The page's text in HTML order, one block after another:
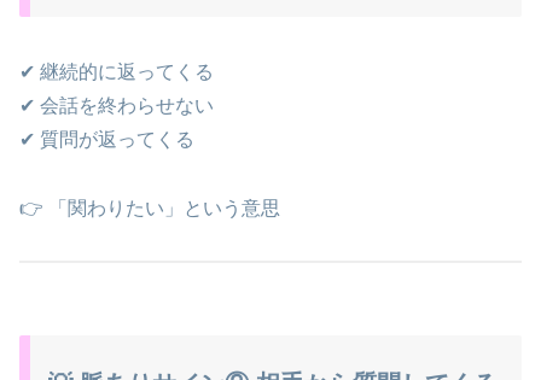
✔ 継続的に返ってくる
✔ 会話を終わらせない
✔ 質問が返ってくる
👉 「関わりたい」という意思